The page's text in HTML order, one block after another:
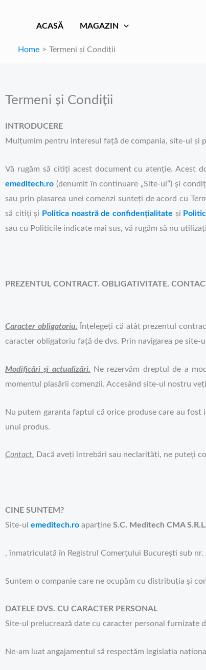
ACASĂ MAGAZIN
Home Termeni și Condiții
Termeni și Condiții
INTRODUCERE
Mulțumim pentru interesul față de compania, site-ul și
Vă rugăm să citiți acest document cu atenție. Acest
emeditech.ro (denumit în continuare „Site-ul”) și
sau prin plasarea unei comenzi sunteți de acord cu
să citiți și Politica noastră de confidențialitate și
sau cu Politicile indicate mai sus, vă rugăm să nu
PREZENTUL CONTRACT. OBLIGATIVITATE.
Caracter obligatoriu. Înțelegeți că atât prezentul
caracter obligatoriu față de dvs. Prin navigarea pe
Modificări și actualizări. Ne rezervăm dreptul de a
momentul plasării comenzii. Accesând site-ul nostru
Nu putem garanta faptul că orice produse care au
unui produs.
Contact. Dacă aveți întrebări sau neclarități, ne puteți
CINE SUNTEM?
Site-ul emeditech.ro aparține S.C. Meditech CMA S.R.L.
, înmatriculată în Registrul Comerțului București sub
Suntem o companie care ne ocupăm cu distribuția și
DATELE DVS. CU CARACTER PERSONAL
Site-ul prelucrează date cu caracter personal furnizate
Ne-am luat angajamentul să respectăm legislația